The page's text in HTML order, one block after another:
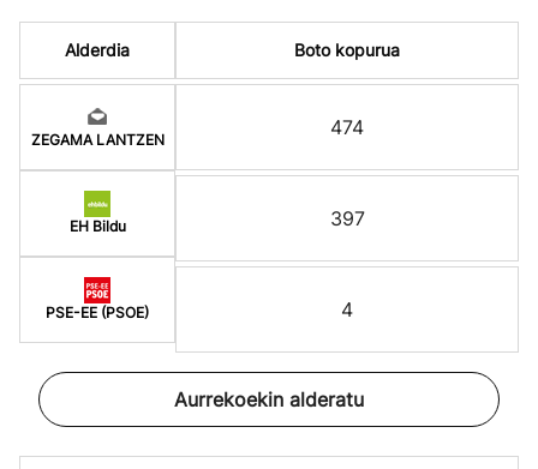
Alderdia
ZEGAMA LANTZEN
EH Bildu
PSE-EE (PSOE)
Boto kopurua
474
397
4
Aurrekoekin alderatu